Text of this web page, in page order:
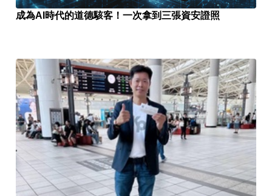
成為AI時代的道德駭客！一次拿到三張資安證照